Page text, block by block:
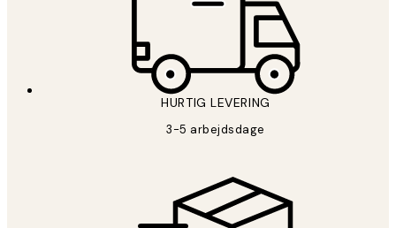
HURTIG LEVERING
3-5 arbejdsdage